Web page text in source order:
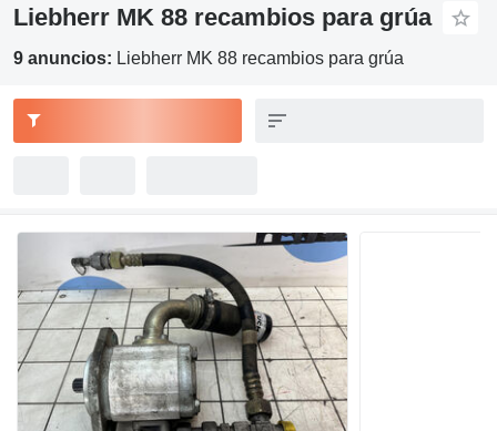
Liebherr MK 88 recambios para grúa
9 anuncios: Liebherr MK 88 recambios para grúa